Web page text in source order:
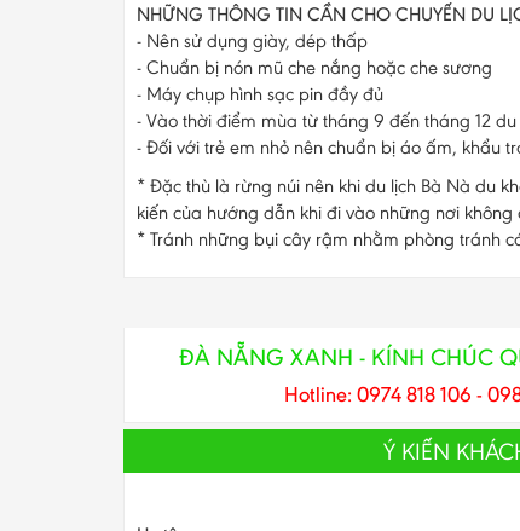
NHỮNG THÔNG TIN CẦN CHO CHUYẾN DU
- Nên sử dụng giày, dép thấp
- Chuẩn bị nón mũ che nắng hoặc che sương
- Máy chụp hình sạc pin đầy đủ
- Vào thời điểm mùa từ tháng 9 đến tháng 12
- Đối với trẻ em nhỏ nên chuẩn bị áo ấm, khẩu
* Đặc thù là rừng núi nên khi du lịch Bà Nà du
kiến của hướng dẫn khi đi vào những nơi không
* Tránh những bụi cây rậm nhằm phòng tránh
ĐÀ NẴNG XANH - KÍNH CHÚC
Hotline: 0974 818 106 -
Ý KIẾN